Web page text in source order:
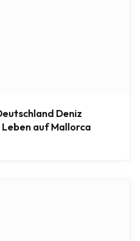
Deniz
Leben auf Mallorca